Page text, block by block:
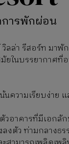
การพักผ่อน
ลล่า รีสอร์ท มาพั
ยในบรรยากาศที่
ความเรียบง่าย แ
วอาคารที่มีเอกลั
งตัว ท่ามกลางธ